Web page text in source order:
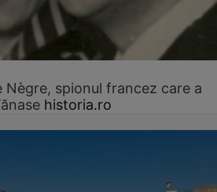
Nègre, spionul francez care a
historia.ro